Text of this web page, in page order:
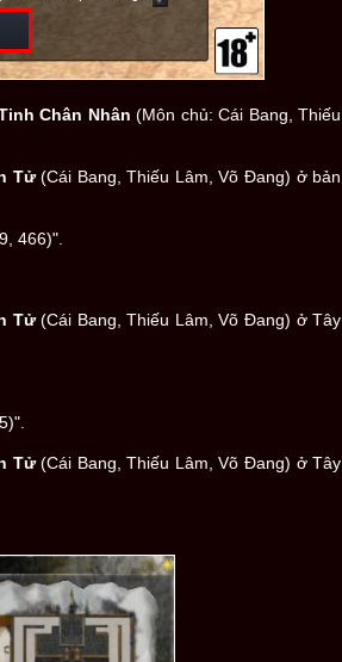
Chân Nhân (Môn chủ: Cái Bang, Thiếu
Tử(Cái Bang, Thiếu Lâm, Võ Đang) ở bản
466)".
Tử(Cái Bang, Thiếu Lâm, Võ Đang) ở Tây
Tử(Cái Bang, Thiếu Lâm, Võ Đang) ở Tây